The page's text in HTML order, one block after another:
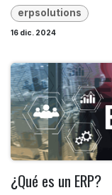
erpsolutions
16 dic. 2024
¿Qué es un ERP?